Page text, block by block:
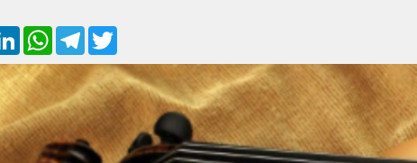
LinkedInWhatsApp
Telegram